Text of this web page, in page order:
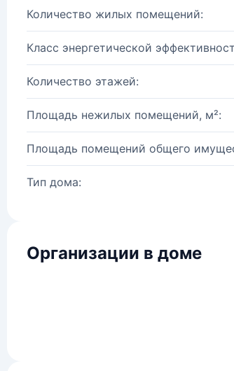
Количество жилых помещений:
Класс энергетической
Количество этажей:
Площадь нежилых помещений, м²:
Площадь помещений общего
Тип дома:
Организации в доме